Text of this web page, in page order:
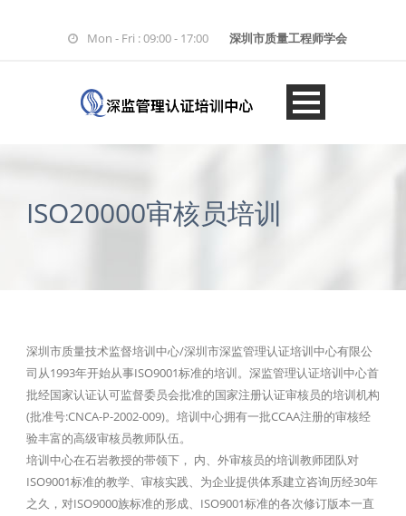
Mon - Fri : 09:00 - 17:00 深圳市质量工程师学会
ISO20000审核员培训
深圳市质量技术监督培训中心/深圳市深监管理认证培训中心有限公
司从1993年开始从事ISO9001标准的培训。深监管理认证培训中心首
批经国家认证认可监督委员会批准的国家注册认证审核员的培训机构
(批准号:CNCA-P-2002-009)。培训中心拥有一批CCAA注册的审核经
验丰富的高级审核员教师队伍。
培训中心在石岩教授的带领下， 内、外审核员的培训教师团队对
ISO9001标准的教学、审核实践、为企业提供体系建立咨询历经30年
之久，对ISO9000族标准的形成、ISO9001标准的各次修订版本一直